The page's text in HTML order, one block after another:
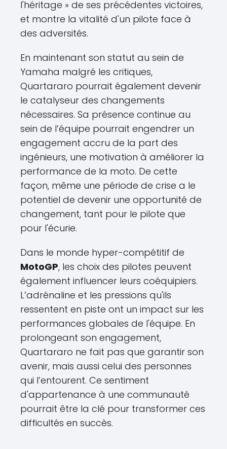
l'héritage » de ses précédentes victoires,
et montre la vitalité d'un pilote face à
des adversités.
En maintenant son statut au sein de
Yamaha malgré les critiques,
Quartararo pourrait également devenir
le catalyseur des changements
nécessaires. Sa présence continue au
sein de l’équipe pourrait engendrer un
engagement accru de la part des
ingénieurs, une motivation à améliorer la
performance de la moto. De cette
façon, même une période de crise a le
potentiel de devenir une opportunité de
changement, tant pour le pilote que
pour l'écurie.
Dans le monde hyper-compétitif de
MotoGP, les choix des pilotes peuvent
également influencer leurs coéquipiers.
L’adrénaline et les pressions qu'ils
ressentent en piste ont un impact sur les
performances globales de l'équipe. En
prolongeant son engagement,
Quartararo ne fait pas que garantir son
avenir, mais aussi celui des personnes
qui l’entourent. Ce sentiment
d'appartenance à une communauté
pourrait être la clé pour transformer ces
difficultés en succès.